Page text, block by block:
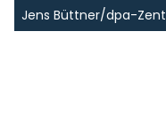
Jens Büttner/dpa-